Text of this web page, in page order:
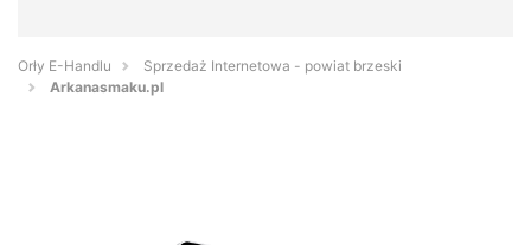
Orły E-Handlu
Sprzedaż Internetowa - powiat brzeski
Arkanasmaku.pl